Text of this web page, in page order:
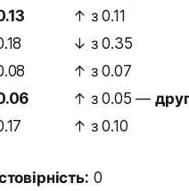
↑ з 0.11
↓ з 0.35
↑ з 0.07
↑ з 0.05 —
↑ з 0.10
0